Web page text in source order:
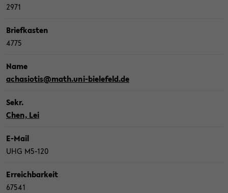
2971
Brief­kas­ten
4775
Name
acha­sio­tis@math.uni-​bielefeld.de
Sekr.
Chen, Lei
E-​Mail
UHG M5-​120
Er­reich­bar­keit
67541